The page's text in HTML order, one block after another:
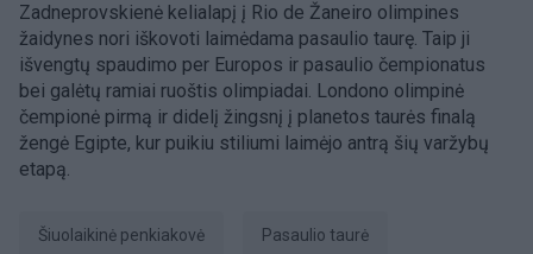
Zadneprovskienė kelialapį į Rio de Žaneiro olimpines
žaidynes nori iškovoti laimėdama pasaulio taurę. Taip ji
išvengtų spaudimo per Europos ir pasaulio čempionatus
bei galėtų ramiai ruoštis olimpiadai. Londono olimpinė
čempionė pirmą ir didelį žingsnį į planetos taurės finalą
žengė Egipte, kur puikiu stiliumi laimėjo antrą šių varžybų
etapą.
šiuolaikinė penkiakovė pasaulio taurė